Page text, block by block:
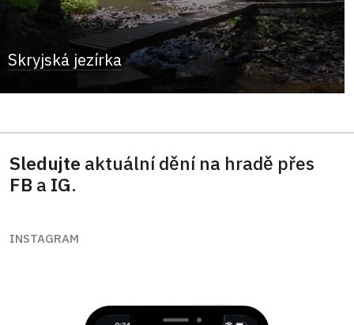
Skryjská jezírka
Sledujte aktuální dění na hradě přes
FB a IG.
INSTAGRAM